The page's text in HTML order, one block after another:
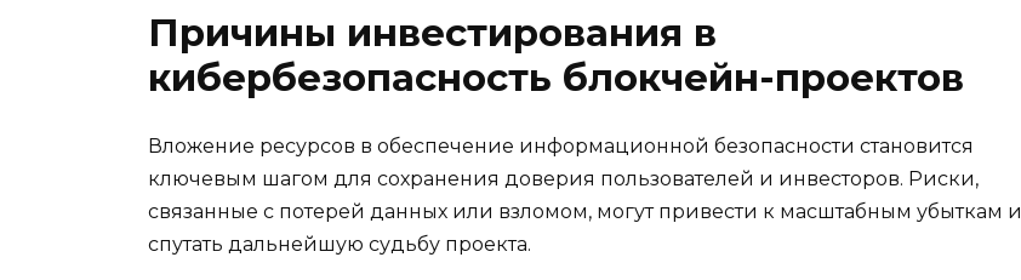
Причины инвестирования в
кибербезопасность блокчейн-проектов
Вложение ресурсов в обеспечение информационной безопасности становится
ключевым шагом для сохранения доверия пользователей и инвесторов. Риски,
связанные с потерей данных или взломом, могут привести к масштабным убыткам и
спутать дальнейшую судьбу проекта.